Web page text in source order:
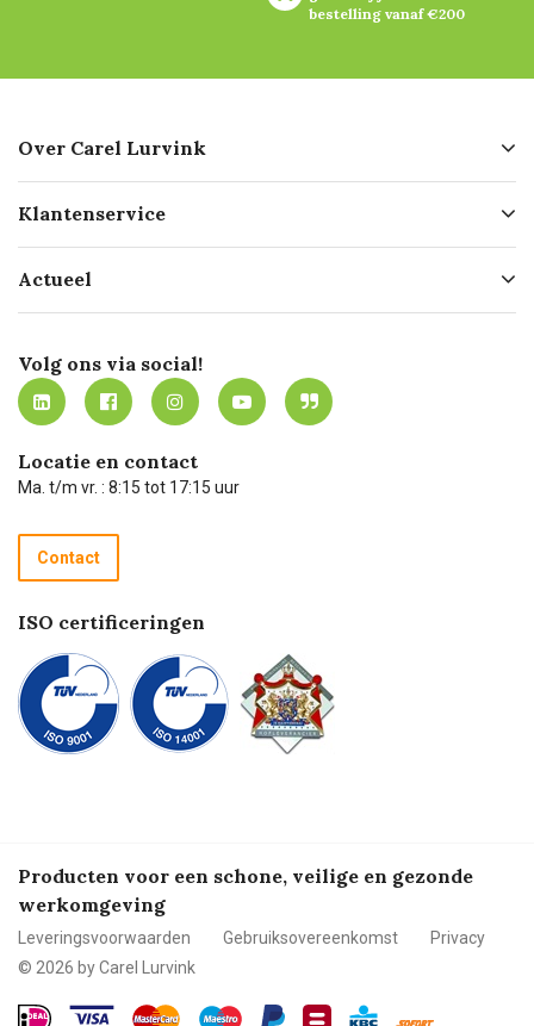
bestelling vanaf €200
Over Carel Lurvink
Geschiedenis
Missie
Werken bij Carel Lurvink
MVO
Klantenservice
Bezorgen
Mijn Carel Lurvink
Mijn Carel Lurvink instructievideo's
Carel Lurvink App
Hulp op afstand
Technische dienst
Recycle programma
Betalen
Actueel
Innovation LAB
Tevreden klanten
Carel Lurvink Blog
Carel de podcast
Volg ons via social!
Locatie en contact
Ma. t/m vr. : 8:15 tot 17:15 uur
Contact
ISO certificeringen
Producten voor een schone, veilige en gezonde
werkomgeving
Leveringsvoorwaarden Gebruiksovereenkomst
Privacy
© 2026 by Carel Lurvink